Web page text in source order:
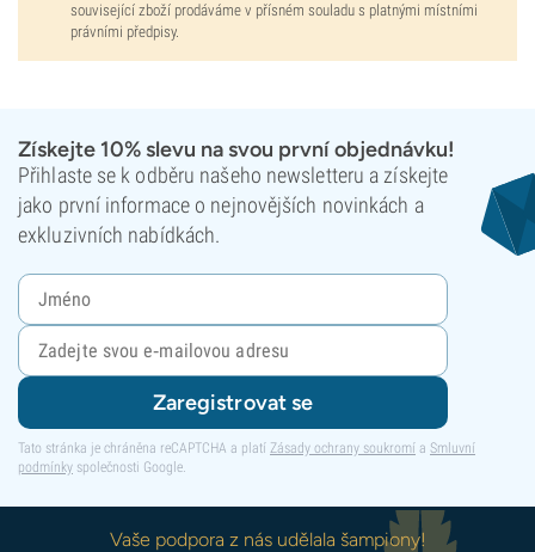
související zboží prodáváme v přísném souladu s platnými místními
právními předpisy.
Získejte 10% slevu na svou první objednávku!
Přihlaste se k odběru našeho newsletteru a získejte
jako první informace o nejnovějších novinkách a
exkluzivních nabídkách.
Zaregistrovat se
Tato stránka je chráněna reCAPTCHA a platí Zásady ochrany soukromí a Smluvní
podmínky společnosti Google.
Vaše podpora z nás udělala šampiony!